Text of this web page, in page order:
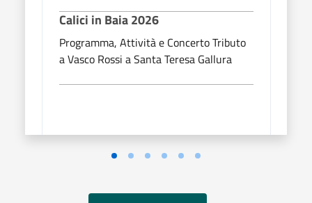
Calici in Baia 2026
Programma, Attività e Concerto Tributo
a Vasco Rossi a Santa Teresa Gallura